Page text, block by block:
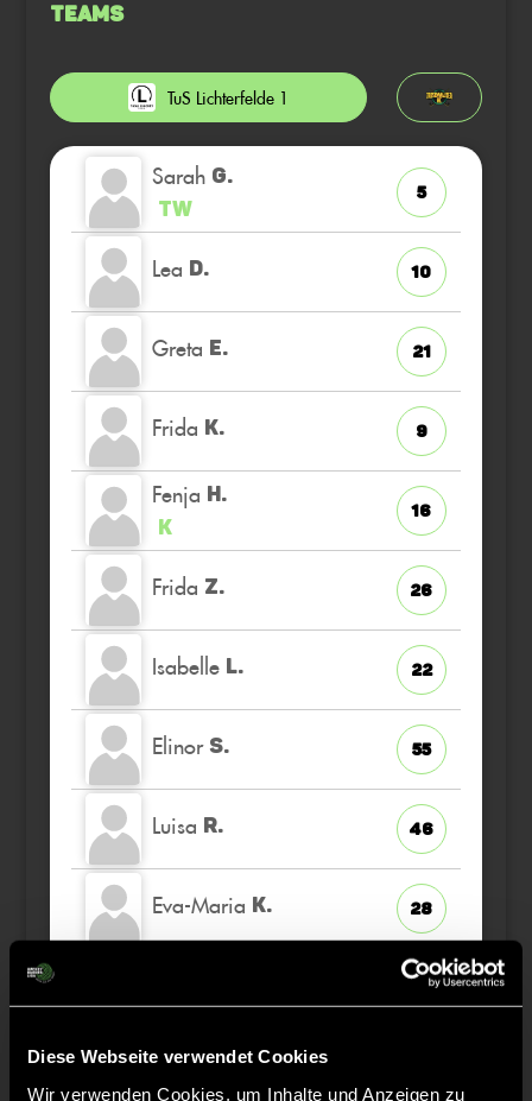
Diese Webseite verwendet Cookies
Wir verwenden Cookies, um Inhalte und Anzeigen zu
Teams
TuS Lichterfelde 1
Sarah G.
TW
5
Lea D. 10
Greta E. 21
Frida K. 9
Fenja H.
K
16
Frida Z. 26
Isabelle L. 22
Elinor S. 55
Luisa R. 46
Eva-Maria K. 28
48